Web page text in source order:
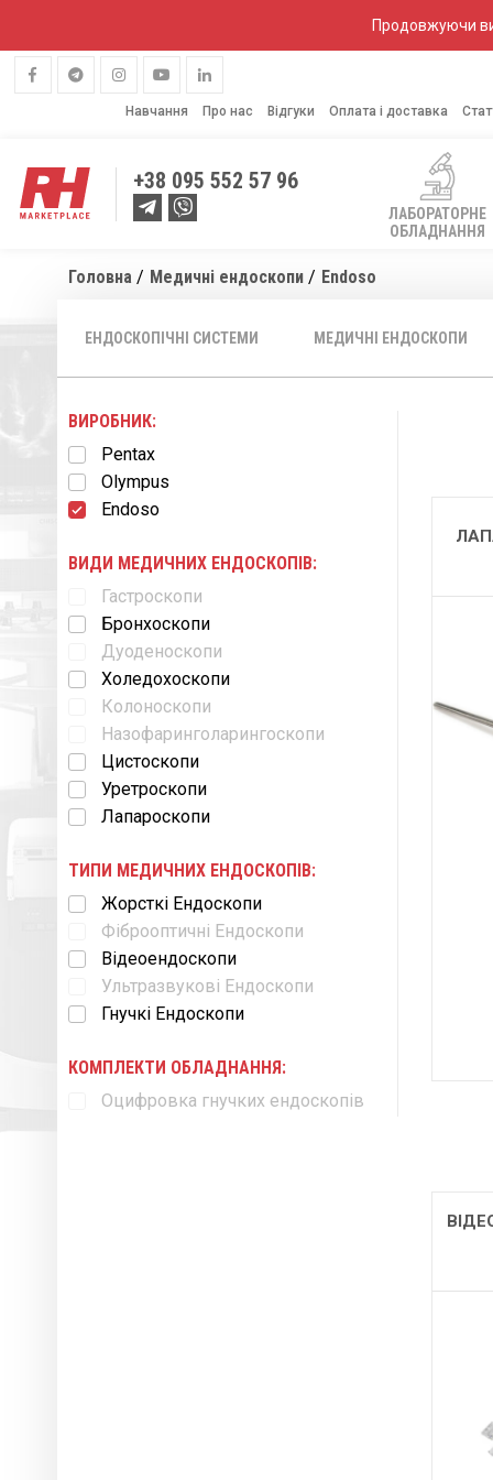
Продовжуючи
Навчання Про нас Відгуки Оплата і доставка
+38 095 552 57 96
ЛАБОРАТОРНЕ
ОБЛАДНАННЯ
Головна Медичні ендоскопи Endoso
ЕНДОСКОПІЧНІ СИСТЕМИ МЕДИЧНІ ЕНДОСКОПИ
ВИРОБНИК:
Pentax
Olympus
Endoso
ВИДИ МЕДИЧНИХ ЕНДОСКОПІВ:
Гастроскопи
Бронхоскопи
Дуоденоскопи
Холедохоскопи
Колоноскопи
Назофаринголарингоскопи
Цистоскопи
Уретроскопи
Лапароскопи
ТИПИ МЕДИЧНИХ ЕНДОСКОПІВ:
Жорсткі Ендоскопи
Фіброоптичні Ендоскопи
Відеоендоскопи
Ультразвукові Ендоскопи
Гнучкі Ендоскопи
КОМПЛЕКТИ ОБЛАДНАННЯ:
Оцифровка гнучких ендоскопів